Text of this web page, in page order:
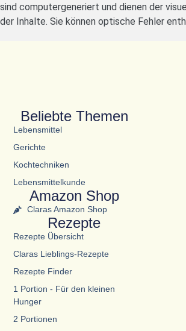
sind computergeneriert und dienen der
der Inhalte. Sie können optische Fehler
Beliebte Themen
Lebensmittel
Gerichte
Kochtechniken
Lebensmittelkunde
Amazon Shop
Claras Amazon Shop
Rezepte
Rezepte Übersicht
Claras Lieblings-Rezepte
Rezepte Finder
1 Portion - Für den kleinen
Hunger
2 Portionen